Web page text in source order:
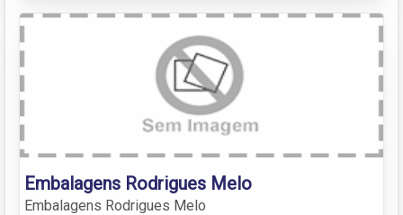
Embalagens Rodrigues Melo
Embalagens Rodrigues Melo